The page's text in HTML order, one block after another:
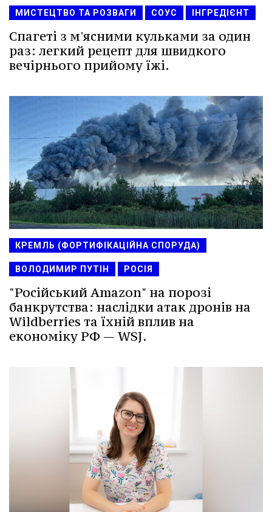
МИСТЕЦТВО ТА РОЗВАГИ СОУС ІНГРЕДІЄНТ
Спагеті з м'ясними кульками за один
раз: легкий рецепт для швидкого
вечірнього прийому їжі.
КРЕМЛЬ (ФОРТИФІКАЦІЙНА СПОРУДА)
ВОЛОДИМИР ПУТІН РОСІЯ
"Російський Amazon" на порозі
банкрутства: наслідки атак дронів на
Wildberries та їхній вплив на
економіку РФ — WSJ.